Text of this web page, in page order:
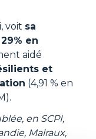
voit sa
en
aidé
et
(4,91 % en
en SCPI,
Malraux,